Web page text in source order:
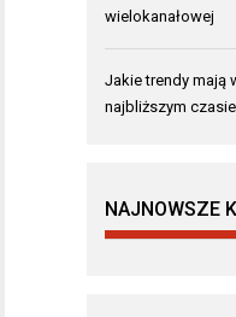
wielokanałowej
Jakie trendy mają
najbliższym czasie
NAJNOWSZE